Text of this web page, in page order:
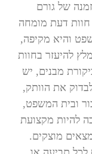
של גורם
חוות דעת מומחה
והיא מקיפה,
להיעזר בחוות
מבנים, יש
את הוותק,
ובית המשפט,
להיות מקצועת
מוצקים.